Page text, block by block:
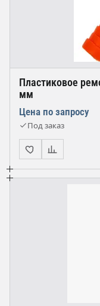
Пластиковое
мм
Цена по запросу
Под заказ